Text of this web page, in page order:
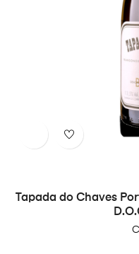
Tapada do Chaves